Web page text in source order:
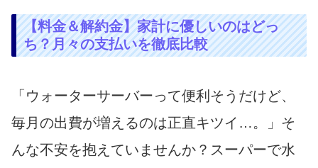
【料金＆解約金】家計に優しいのはどっ
ち？月々の支払いを徹底比較
「ウォーターサーバーって便利そうだけど、
毎月の出費が増えるのは正直キツイ…。」そ
んな不安を抱えていませんか？スーパーで水